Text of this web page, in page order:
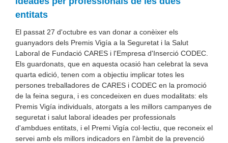
entitats
El passat 27 d'octubre es van donar a conèixer els
guanyadors dels Premis Vigía a la Seguretat i la Salut
Laboral de Fundació CARES i l'Empresa d'Inserció CODEC.
Els guardonats, que en aquesta ocasió han celebrat la seva
quarta edició, tenen com a objectiu implicar totes les
persones treballadores de CARES i CODEC en la promoció
de la feina segura, i es concedeixen en dues modalitats: els
Premis Vigía individuals, atorgats a les millors campanyes de
seguretat i salut laboral ideades per professionals
d'ambdues entitats, i el Premi Vigía col·lectiu, que reconeix el
servei amb els millors indicadors en l'àmbit de la prevenció